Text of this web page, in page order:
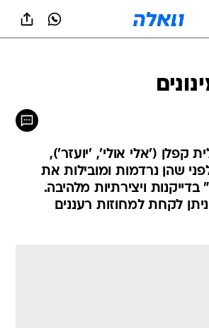
קפלן ('אלי אולי', 'יועזר'),
שהן נרדמות ומובילות את
בדייקנות ויצירתיות מלהיבה.
לקחת למחוזות רעננים